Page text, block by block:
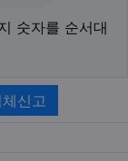
숫자를 순서대
신고